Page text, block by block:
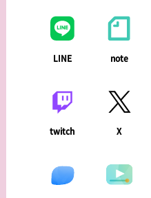
LINE note
twitch X